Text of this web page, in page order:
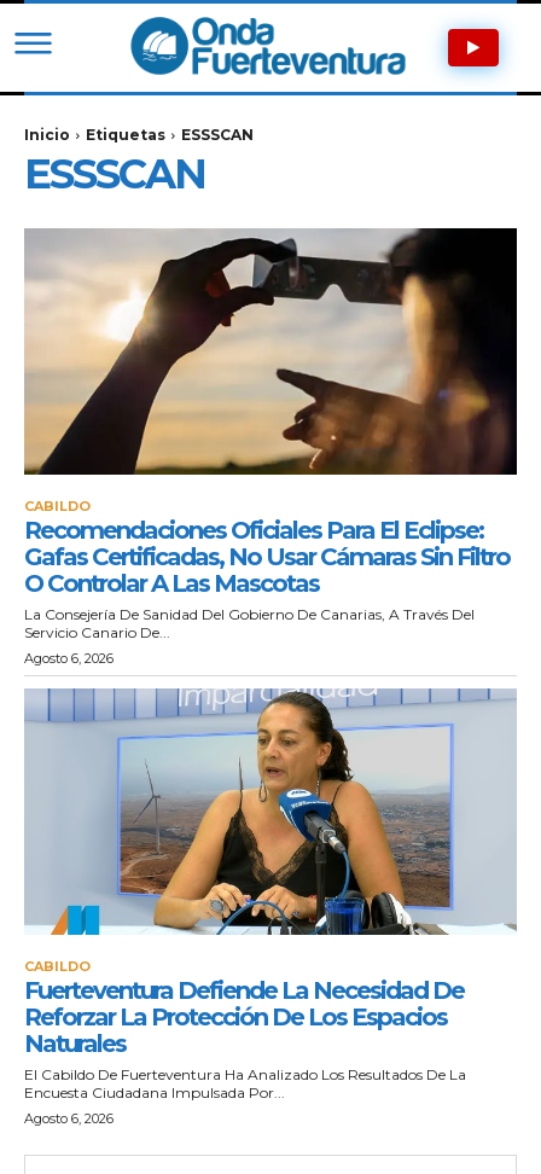
Inicio Etiquetas ESSSCAN
ESSSCAN
CABILDO
Recomendaciones Oficiales Para El Eclipse:
Gafas Certificadas, No Usar Cámaras Sin Filtro
O Controlar A Las Mascotas
La Consejería De Sanidad Del Gobierno De Canarias, A Través Del
Servicio Canario De...
Agosto 6, 2026
CABILDO
Fuerteventura Defiende La Necesidad De
Reforzar La Protección De Los Espacios
Naturales
El Cabildo De Fuerteventura Ha Analizado Los Resultados De La
Encuesta Ciudadana Impulsada Por...
Agosto 6, 2026